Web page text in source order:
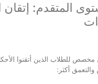
المتقدم: إتقان
مخصص للطلاب الذين أتقنوا
أكثر: